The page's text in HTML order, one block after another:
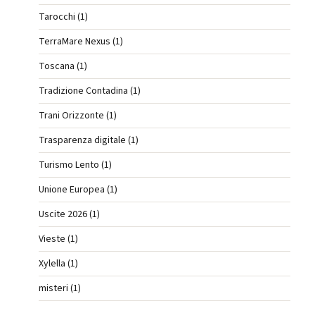
Tarocchi (1)
TerraMare Nexus (1)
Toscana (1)
Tradizione Contadina (1)
Trani Orizzonte (1)
Trasparenza digitale (1)
Turismo Lento (1)
Unione Europea (1)
Uscite 2026 (1)
Vieste (1)
Xylella (1)
misteri (1)